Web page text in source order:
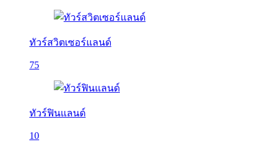
ทัวร์สวิตเซอร์แลนด์
75
ทัวร์ฟินแลนด์
10